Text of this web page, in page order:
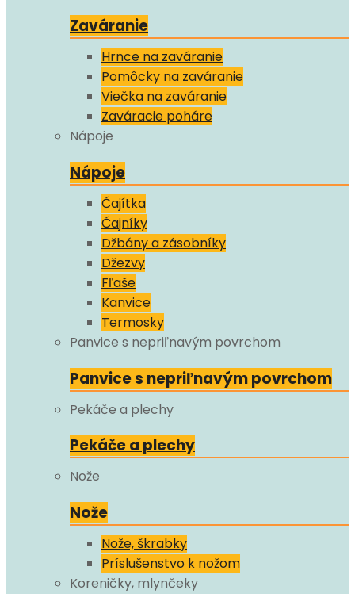
Zaváranie
Hrnce na zaváranie
Pomôcky na zaváranie
Viečka na zaváranie
Zaváracie poháre
Nápoje
Nápoje
Čajítka
Čajníky
Džbány a zásobníky
Džezvy
Fľaše
Kanvice
Termosky
Panvice s nepriľnavým povrchom
Panvice s nepriľnavým povrchom
Pekáče a plechy
Pekáče a plechy
Nože
Nože
Nože, škrabky
Príslušenstvo k nožom
Koreničky, mlynčeky